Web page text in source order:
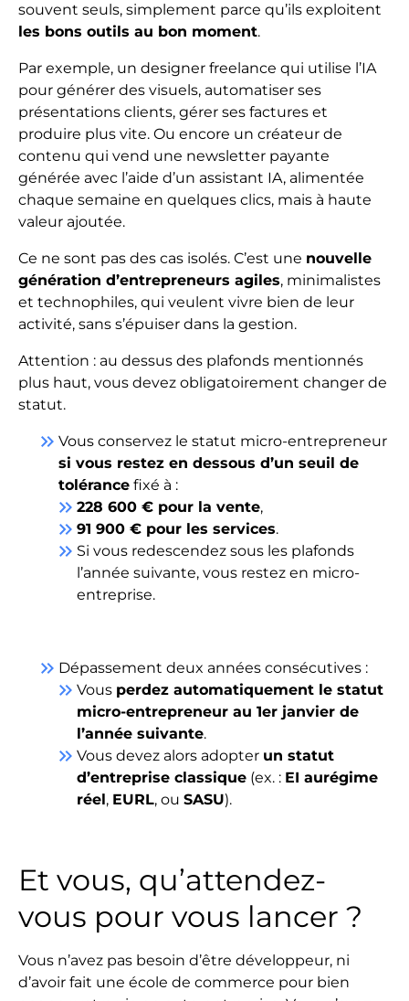
souvent seuls, simplement parce qu’ils exploitent
les bons outils au bon moment.
Par exemple, un designer freelance qui utilise l’IA
pour générer des visuels, automatiser ses
présentations clients, gérer ses factures et
produire plus vite. Ou encore un créateur de
contenu qui vend une newsletter payante
générée avec l’aide d’un assistant IA, alimentée
chaque semaine en quelques clics, mais à haute
valeur ajoutée.
Ce ne sont pas des cas isolés. C’est une nouvelle
génération d’entrepreneurs agiles, minimalistes
et technophiles, qui veulent vivre bien de leur
activité, sans s’épuiser dans la gestion.
Attention : au dessus des plafonds mentionnés
plus haut, vous devez obligatoirement changer de
statut.
keyboard_double_arrow_right Vous conservez le statut micro-entrepreneur
si vous restez en dessous d’un seuil de
tolérance fixé à :
keyboard_double_arrow_right 228 600 € pour la vente,
keyboard_double_arrow_right 91 900 € pour les services.
keyboard_double_arrow_right Si vous redescendez sous les plafonds
l’année suivante, vous restez en micro-
entreprise.
keyboard_double_arrow_right Dépassement deux années consécutives :
keyboard_double_arrow_right Vous perdez automatiquement le statut
micro-entrepreneur au 1er janvier de
l’année suivante.
keyboard_double_arrow_right Vous devez alors adopter un statut
d’entreprise classique (ex. : EI aurégime
réel, EURL, ou SASU).
Et vous, qu’attendez-
vous pour vous lancer ?
Vous n’avez pas besoin d’être développeur, ni
d’avoir fait une école de commerce pour bien